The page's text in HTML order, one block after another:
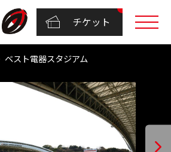
チケット
ベスト電器スタジアム